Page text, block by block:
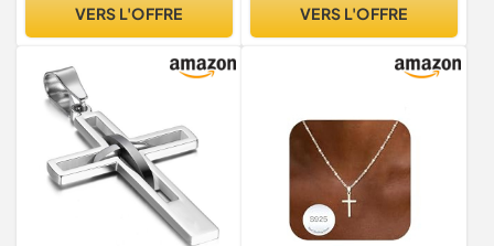
VERS L'OFFRE
Inoxydable (Or, Argent)
VERS L'OFFRE